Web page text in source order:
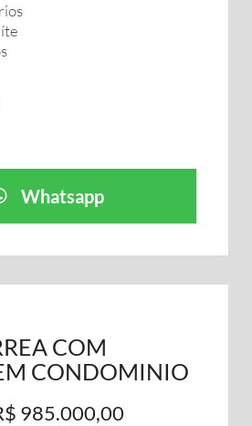
Whatsapp
COM
CONDOMINIO
985.000,00